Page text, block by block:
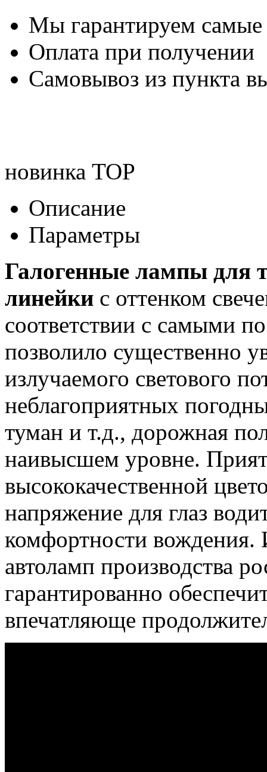
Мы гарантируем
Оплата при получении
Самовывоз из пункта
новинка TOP
Описание
Параметры
Галогенные лампы для
линейки с оттенком
соответствии с самыми
позволило существенно
излучаемого светового
неблагоприятных
туман и т.д., дорожная
наивысшем уровне.
высококачественной
напряжение для глаз
комфортности вождения.
автоламп производства
гарантированно
впечатляюще